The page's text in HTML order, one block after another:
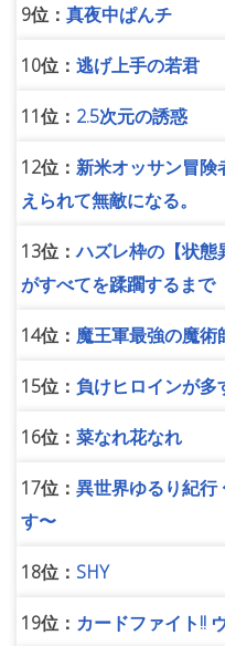
9位： 真夜中ぱんチ
10位： 逃げ上手の若君
11位： 2.5次元の誘惑
12位： 新米オッサン冒険
えられて無敵になる。
13位：ハズレ枠の【状態
がすべてを蹂躙するまで
14位： 魔王軍最強の魔術
15位： 負けヒロインが多
16位： 菜なれ花なれ
17位： 異世界ゆるり紀行
す〜
18位： SHY
19位： カードファイト!!